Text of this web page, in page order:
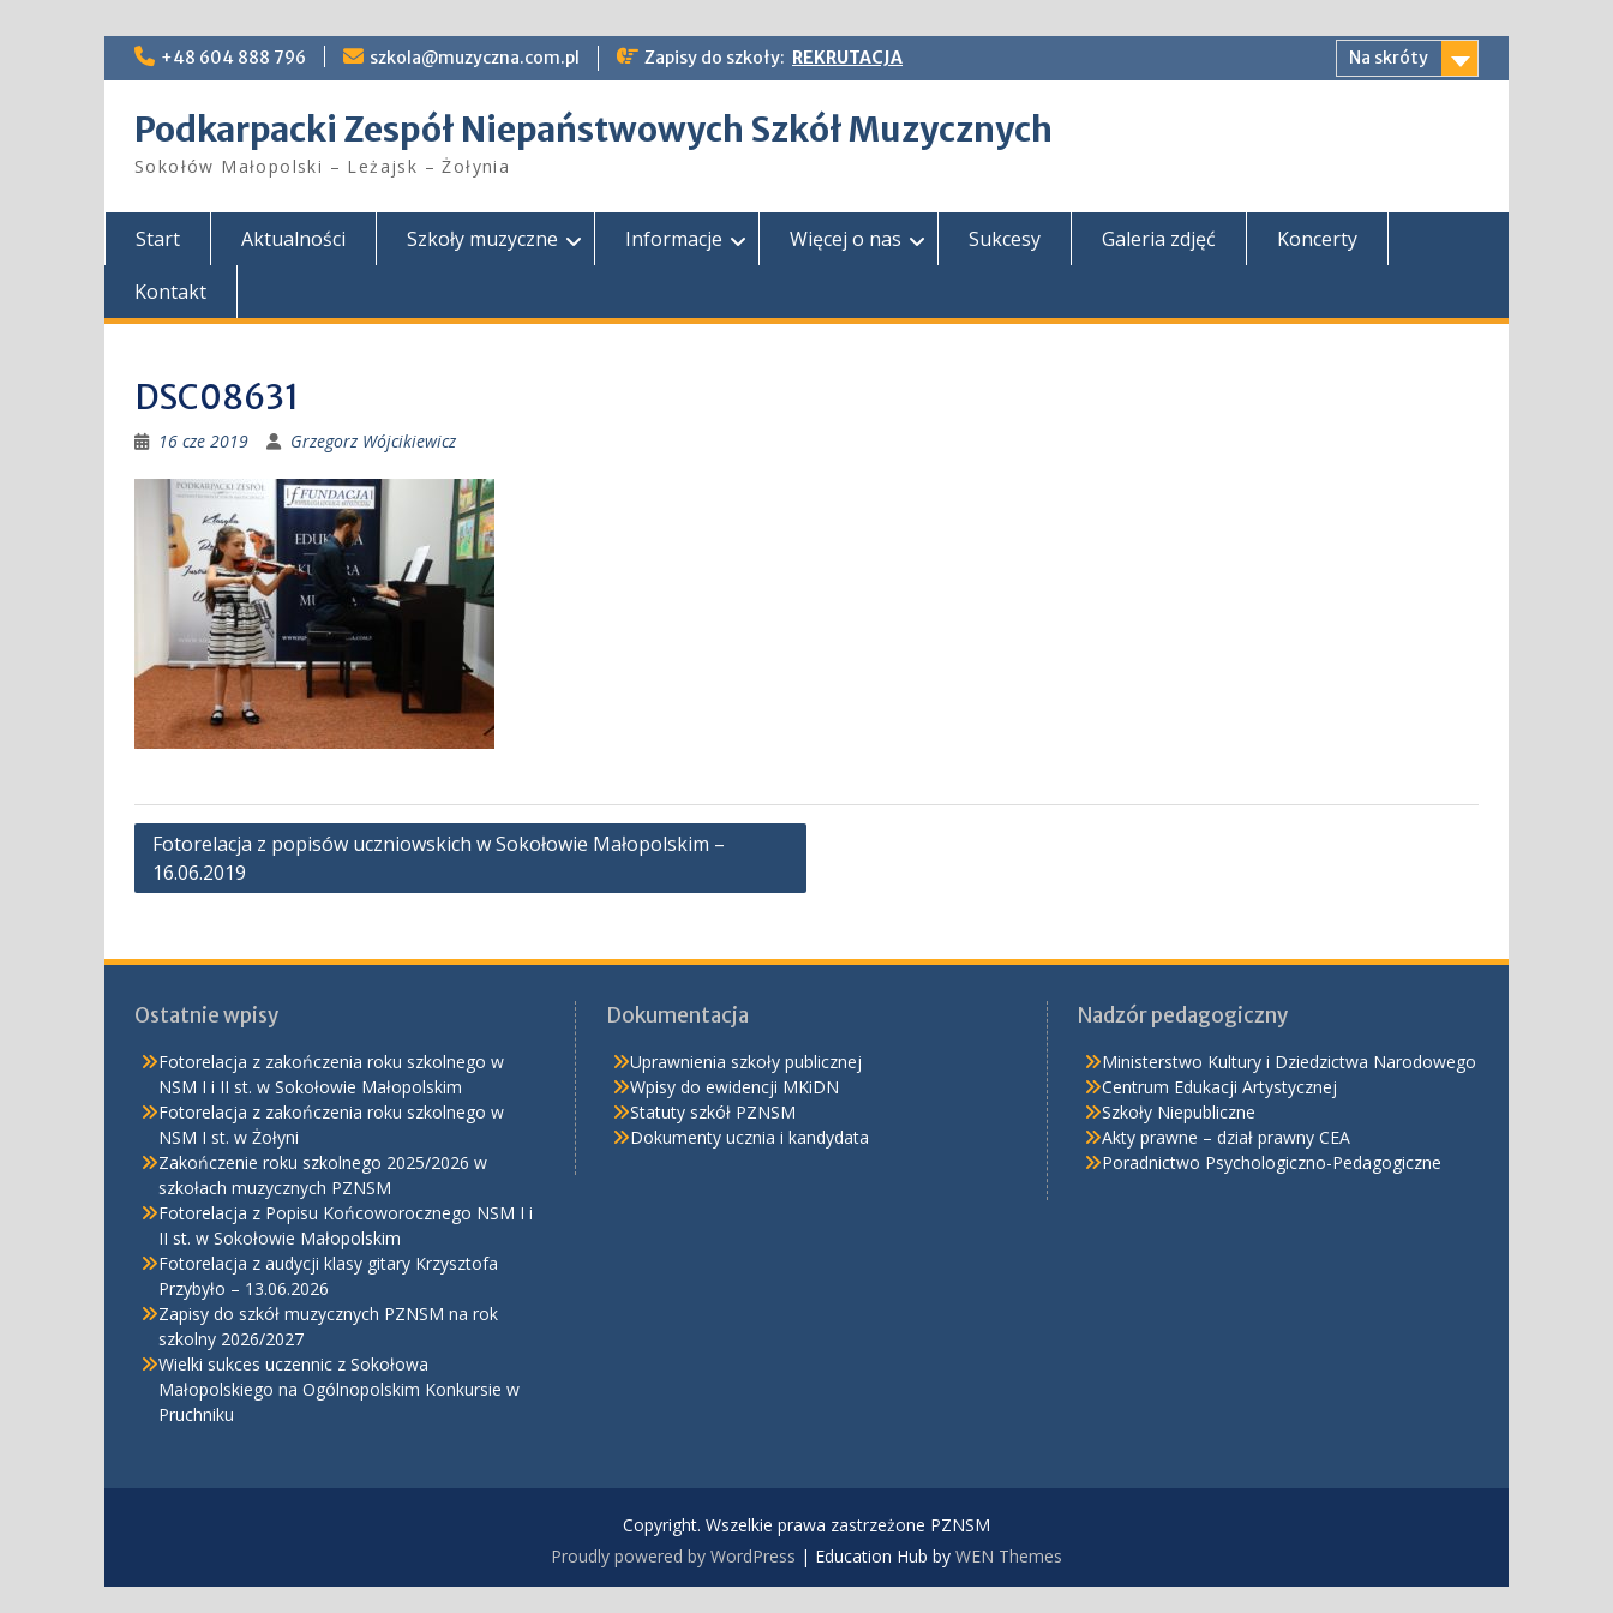
Skip
+48 604 888 796 szkola@muzyczna.com.pl Zapisy do szkoły: REKRUTACJA Na skróty
Podkarpacki Zespół Niepaństwowych Szkół Muzycznych
Sokołów Małopolski – Leżajsk – Żołynia
Start Aktualności Szkoły muzyczne Informacje Więcej o nas Sukcesy Galeria zdjęć
Koncerty
Kontakt
DSC08631
16 cze 2019 Grzegorz Wójcikiewicz
Nawigacja
wpisu
Fotorelacja z popisów uczniowskich w Sokołowie Małopolskim –
16.06.2019
Ostatnie wpisy
Fotorelacja z zakończenia roku szkolnego w
NSM I i II st. w Sokołowie Małopolskim
Fotorelacja z zakończenia roku szkolnego w
NSM I st. w Żołyni
Zakończenie roku szkolnego 2025/2026 w
szkołach muzycznych PZNSM
Fotorelacja z Popisu Końcoworocznego NSM I i
II st. w Sokołowie Małopolskim
Fotorelacja z audycji klasy gitary Krzysztofa
Przybyło – 13.06.2026
Zapisy do szkół muzycznych PZNSM na rok
szkolny 2026/2027
Wielki sukces uczennic z Sokołowa
Małopolskiego na Ogólnopolskim Konkursie w
Pruchniku
Dokumentacja
Uprawnienia szkoły publicznej
Wpisy do ewidencji MKiDN
Statuty szkół PZNSM
Dokumenty ucznia i kandydata
Nadzór pedagogiczny
Ministerstwo Kultury i Dziedzictwa Narodowego
Centrum Edukacji Artystycznej
Szkoły Niepubliczne
Akty prawne – dział prawny CEA
Poradnictwo Psychologiczno-Pedagogiczne
Copyright. Wszelkie prawa zastrzeżone PZNSM
Proudly powered by WordPress | Education Hub by WEN Themes